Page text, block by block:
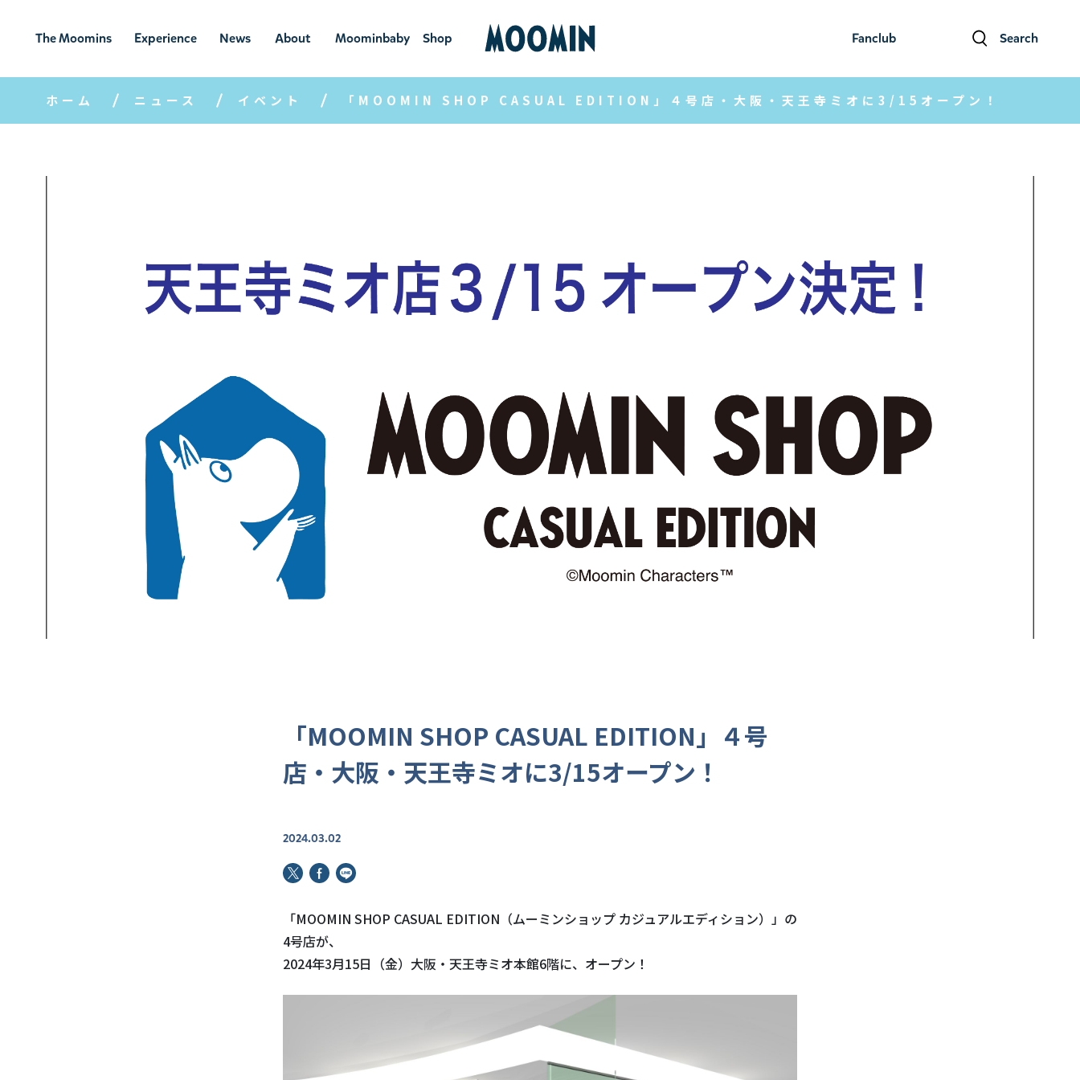
Fanclub Search
The Moomins
ムーミンの
世界
Experience
ムーミンの世
界を楽しむ
News
ニュ
ース
About
ムーミン
について
Moominbaby
ムーミンベ
ビー
Shop
ショ
ップ
ホーム ニュース イベント 「MOOMIN SHOP CASUAL EDITION」４号店・大阪・天王寺ミオに3/15オープン！
「MOOMIN SHOP CASUAL EDITION」４号
店・大阪・天王寺ミオに3/15オープン！
2024.03.02
「MOOMIN SHOP CASUAL EDITION（ムーミンショップ カジュアルエディション）」の
4号店が、
2024年3月15日（金）大阪・天王寺ミオ本館6階に、オープン！